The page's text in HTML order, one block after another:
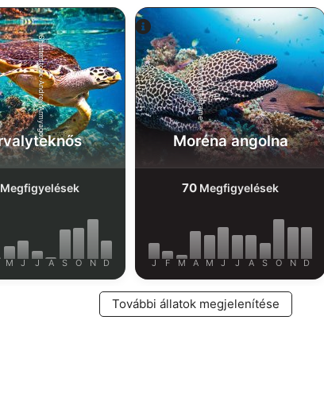
Shutterstock-Andrey Armyagov
Megfigyelések
M J J A S O N D
Alamy-WaterFrame
Moréna angolna
70 Megfigyelések
J F M A M J J A S O N D
További állatok megjelenítése